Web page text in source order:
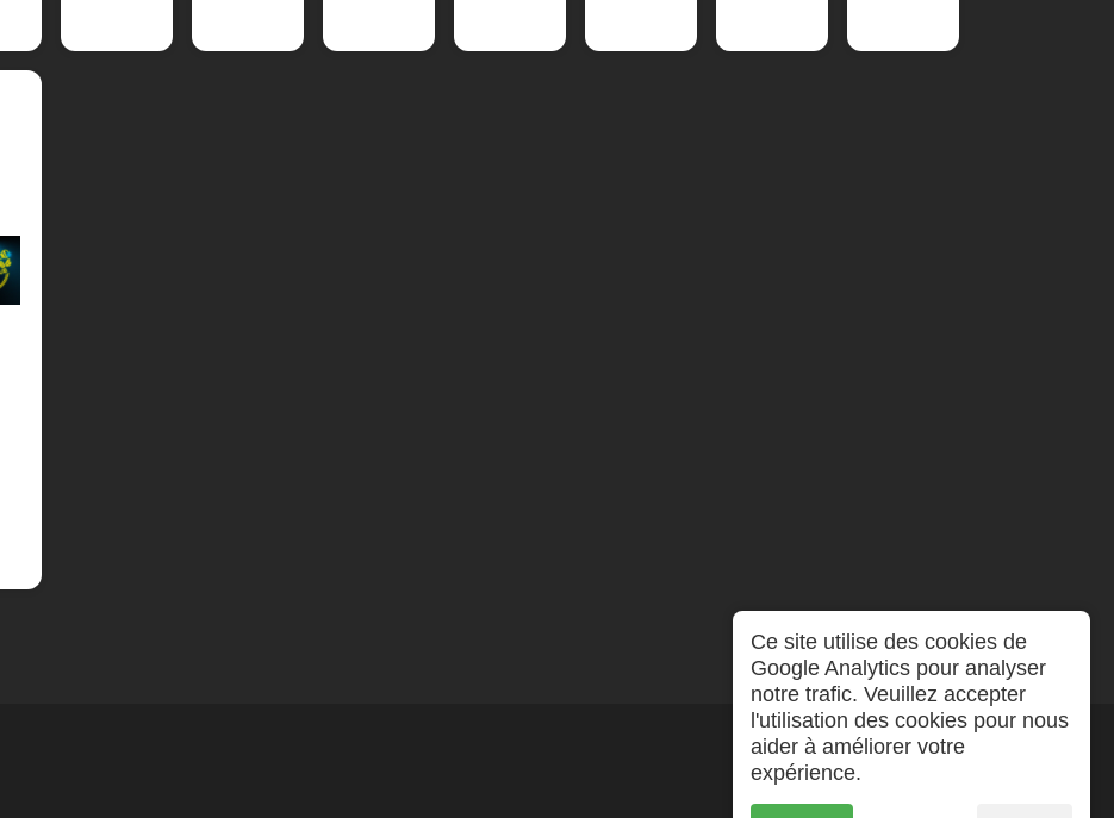
Ce site utilise des cookies de
Google Analytics pour analyser
notre trafic. Veuillez accepter
l'utilisation des cookies pour nous
aider à améliorer votre
expérience.